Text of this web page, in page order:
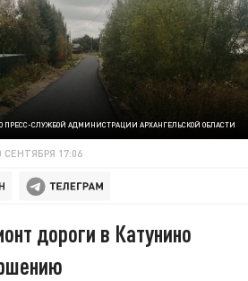
ПРЕСС-СЛУЖБОЙ АДМИНИСТРАЦИИ АРХАНГЕЛЬСКОЙ ОБЛАСТИ
СЕНТЯБРЯ 17:06
дороги в Катунино